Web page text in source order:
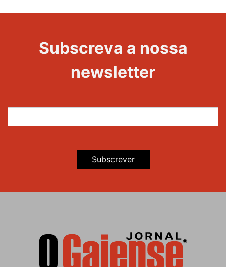
Evento
Subscreva a nossa
newsletter
Subscrever